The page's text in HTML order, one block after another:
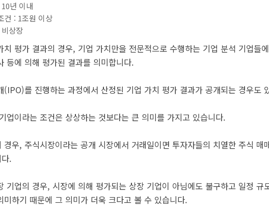
년 이내
건 : 1조원 이상
상장
치 평가 결과의 경우, 기업 가치만을 전문적으로 수행하는 기업 분석 기업들
등에 의해 평가된 결과를 의미합니다.
(IPO)를 진행하는 과정에서 산정된 기업 가치 평가 결과가 공개되는 경우도
업이라는 조건은 상상하는 것보다는 큰 의미를 가지고 있습니다.
경우, 주식시장이라는 공개 시장에서 거래일이면 투자자들의 치열한 주식
.
기업의 경우, 시장에 의해 평가되는 상장 기업이 아님에도 불구하고 일정 규
미하기 때문에 그 의미가 더욱 크다고 볼 수 있습니다.